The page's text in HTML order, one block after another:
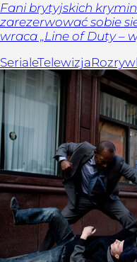
Fani brytyjskich
zarezerwować sobie
wraca „Line of Duty –
SerialeTelewizja